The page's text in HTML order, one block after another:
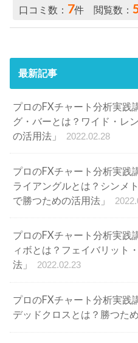
口コミ数： 7件 閲覧数：
最新記事
プロのFXチャート分析実践
グ・バーとは？ワイド・レ
の活用法」
2022.02.28
プロのFXチャート分析実践
ライアングルとは？シンメ
で勝つための活用法」
プロのFXチャート分析実践
ィボとは？フェイバリット
法」
2022.02.23
プロのFXチャート分析実践
デッドクロスとは？勝つた